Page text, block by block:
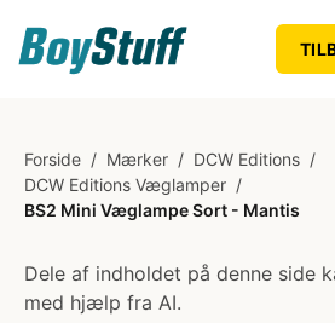
Forside / Mærker / DCW Editions /
DCW Editions Væglamper /
BS2 Mini Væglampe Sort - Mantis
Dele af indholdet på denne side
med hjælp fra AI.